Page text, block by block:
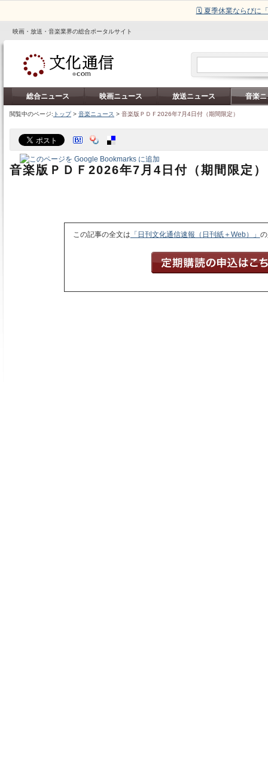
🗓️ 夏季休業ならびに
映画・放送・音楽業界の総合ポータルサイト
総合ニュース 映画ニュース 放送ニュース 音楽
閲覧中のページ: トップ> 音楽ニュース > 音楽版ＰＤＦ2026年7月4日付（期間限定）
音楽版ＰＤＦ2026年7月4日付（期間限定）
この記事の全文は 「日刊文化通信速報（日刊紙＋Web）」